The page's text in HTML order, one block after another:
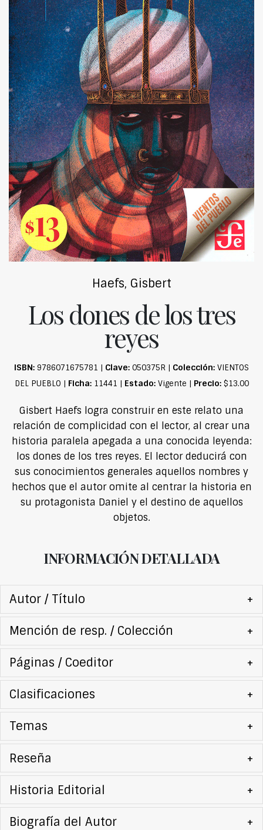
Haefs, Gisbert
Los dones de los tres
reyes
ISBN: 9786071675781 | Clave: 050375R | Colección: VIENTOS
DEL PUEBLO | Ficha:11441 | Estado:Vigente | Precio:$13.00
Gisbert Haefs logra construir en este relato una
relación de complicidad con el lector, al crear una
historia paralela apegada a una conocida leyenda:
los dones de los tres reyes. El lector deducirá con
sus conocimientos generales aquellos nombres y
hechos que el autor omite al centrar la historia en
su protagonista Daniel y el destino de aquellos
objetos.
INFORMACIÓN DETALLADA
Autor / Título +
Mención de resp. / Colección +
Páginas / Coeditor +
Clasificaciones +
Temas +
Reseña +
Historia Editorial +
Biografía del Autor +